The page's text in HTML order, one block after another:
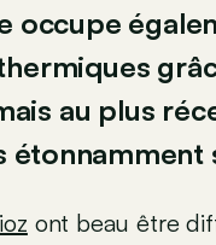
occupe
au plus
étonnamment
ont beau être